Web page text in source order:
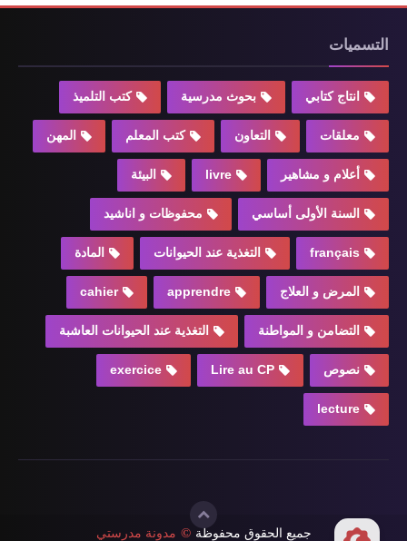
التسميات
انتاج كتابي بحوث مدرسية كتب التلميذ
معلقات التعاون كتب المعلم المهن
أعلام و مشاهير livre البيئة
السنة الأولى أساسي محفوظات و اناشيد
français التغذية عند الحيوانات المادة
المرض و العلاج apprendre
cahier
التضامن و المواطنة التغذية عند الحيوانات العاشبة
نصوص Lire au CP
exercice
lecture
جميع الحقوق محفوظة © مدونة مدرستي